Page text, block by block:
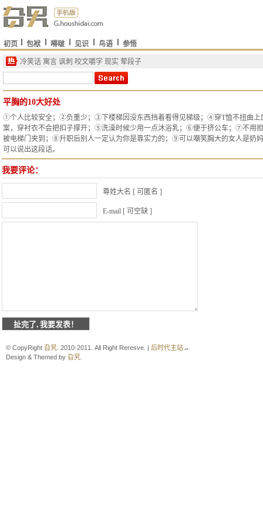
初页 包袱 嘚啵 见识 鸟语 参悟
冷笑话 寓言 讽刺 咬文嚼字 现实 荤段子
平胸的10大好处
①个人比较安全；②负重少；③下楼梯因没东西挡着看得见梯级；④穿T恤不扭曲上
案，穿衬衣不会把扣子撑开；⑤洗澡时候少用一点沐浴乳；⑥便于挤公车；⑦不用
被电梯门夹到；⑧升职后别人一定认为你是靠实力的；⑨可以嘲笑胸大的女人是奶
可以说出这段话。
我要评论：
尊姓大名 [ 可匿名 ]
E-mail [ 可空缺 ]
© CopyRight 旮旯 . 2010-2011. All Right Reresve. | 后时代主站→
Design & Themed by 旮旯